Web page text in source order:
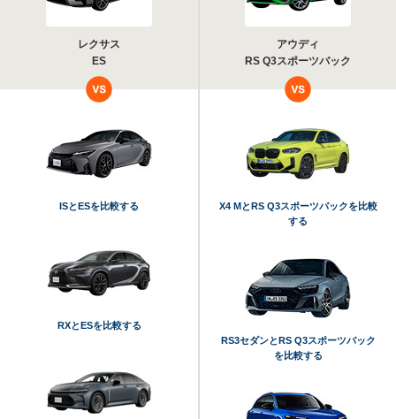
レクサス
ES
アウディ
RS Q3スポーツバック
ISとESを比較する
RXとESを比較する
X4 MとRS Q3スポーツバックを比較
する
RS3セダンとRS Q3スポーツバック
を比較する